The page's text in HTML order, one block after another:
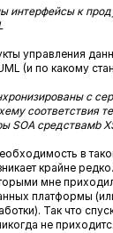
интерфейсы к
управления
(и по какому
с
соответствия
SOA средствамb
в
крайне
мне
платформы
Так что
не